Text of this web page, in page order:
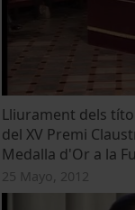
Lliurament dels
del XV Premi
Medalla d'Or a la
25 Mayo, 2012